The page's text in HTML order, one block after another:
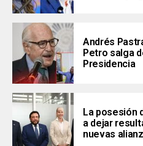
Andrés
Petro salga
Presidencia
La posesión
a dejar
nuevas